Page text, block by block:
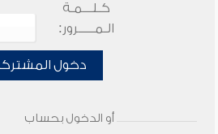
كـلـــمـة
الـمـــــرور:
دخول
أو الدخول بحساب